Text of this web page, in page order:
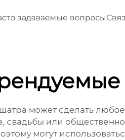
задаваемые вопросы
может сделать
свадьбы или
могут